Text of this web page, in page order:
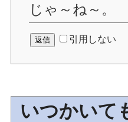
じゃ～ね～。
引用しない
いつかいて